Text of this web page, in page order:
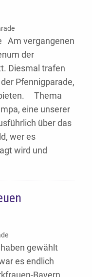
Am vergangenen
der
Diesmal trafen
Pfennigparade,
bieten. Thema
eine unserer
über das
wer es
wird und
gewählt
es endlich
Bayern